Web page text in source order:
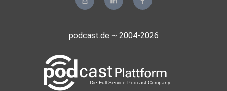
podcast.de ~ 2004-2026